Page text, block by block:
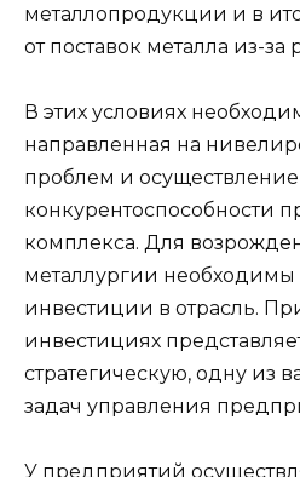
металлопродукции и в
от поставок металла из-за
В этих условиях
направленная на
проблем и
конкурентоспособности
комплекса. Для
металлургии
инвестиции в отрасль.
инвестициях
стратегическую, одну из
задач управления
У предприятий